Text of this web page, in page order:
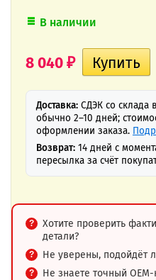
В наличии
8 040 ₽
Доставка: СДЭК со склада
обычно 2–10 дней;
оформлении заказа.
Возврат: 14 дней с
пересылка за счёт
Хотите проверить
детали?
Не уверены, подойдёт
Не знаете точный